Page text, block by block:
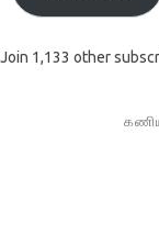
Join 1,133 other